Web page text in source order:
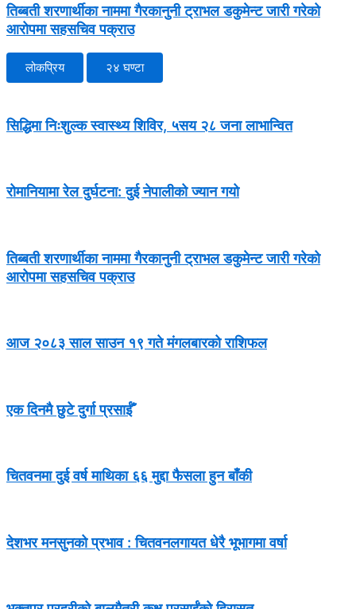
तिब्बती शरणार्थीका नाममा गैरकानुनी ट्राभल डकुमेन्ट जारी गरेको
आरोपमा सहसचिव पक्राउ
लोकप्रिय २४ घण्टा
सिद्धिमा निःशुल्क स्वास्थ्य शिविर, ५सय २८ जना लाभान्वित
रोमानियामा रेल दुर्घटना: दुई नेपालीको ज्यान गयो
तिब्बती शरणार्थीका नाममा गैरकानुनी ट्राभल डकुमेन्ट जारी गरेको
आरोपमा सहसचिव पक्राउ
आज २०८३ साल साउन १९ गते मंगलबारको राशिफल
एक दिनमै छुटे दुर्गा प्रसाईँ
चितवनमा दुई वर्ष माथिका ६६ मुद्दा फैसला हुन बाँकी
देशभर मनसुनको प्रभाव : चितवनलगायत धेरै भूभागमा वर्षा